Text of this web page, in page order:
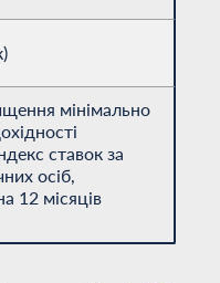
мінімально
ставок за
осіб,
12 місяців